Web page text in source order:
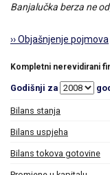
Banjalučka berza ne
›› Objašnjenje pojmova
Kompletni nerevidirani
Godišnji za
Bilans stanja
Bilans uspjeha
Bilans tokova gotovine